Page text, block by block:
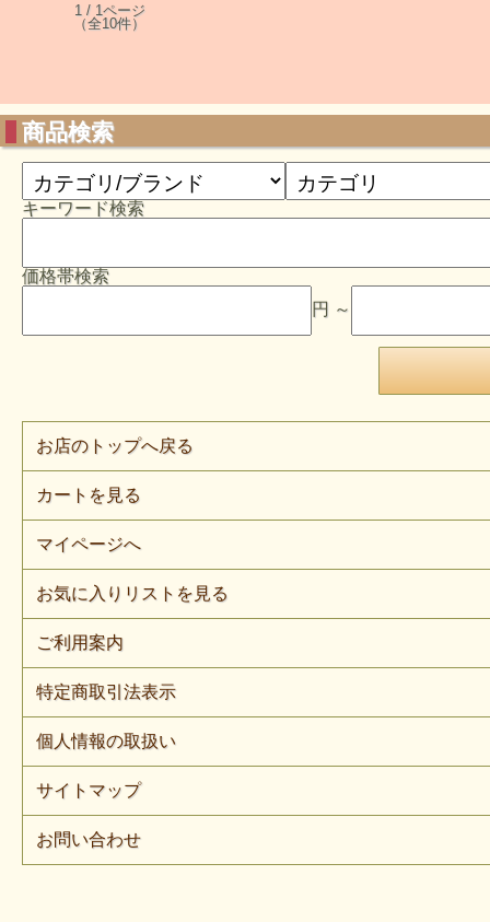
1 / 1ページ
（全10件）
商品検索
キーワード検索
価格帯検索
円 ～
お店のトップへ戻る
カートを見る
マイページへ
お気に入りリストを見る
ご利用案内
特定商取引法表示
個人情報の取扱い
サイトマップ
お問い合わせ